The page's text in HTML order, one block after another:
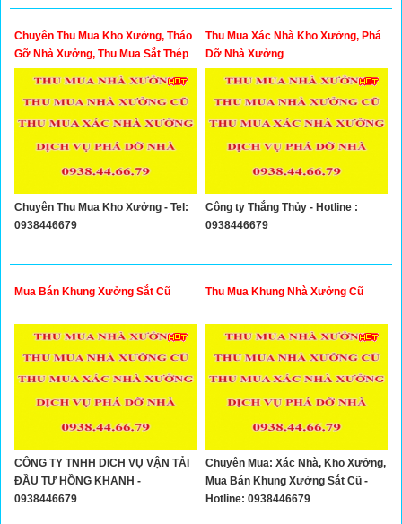
Tel: 0979755594 - 0909766899 ⭐
TPHCM
Chuyên Thu Mua Kho Xưởng, Tháo
Gỡ Nhà Xưởng, Thu Mua Sắt Thép
Phế Liệu
Chuyên Thu Mua Kho Xưởng - Tel:
0938446679
Thu Mua Xác Nhà Kho Xưởng, Phá
Dỡ Nhà Xưởng
Công ty Thắng Thủy - Hotline :
0938446679
Mua Bán Khung Xưởng Sắt Cũ
CÔNG TY TNHH DICH VỤ VẬN TẢI
ĐẦU TƯ HỒNG KHANH -
0938446679
Thu Mua Khung Nhà Xưởng Cũ
Chuyên Mua: Xác Nhà, Kho Xưởng,
Mua Bán Khung Xưởng Sắt Cũ -
Hotline: 0938446679